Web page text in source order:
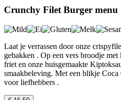
Crunchy Filet Burger menu
Laat je verrassen door onze
gebakken . Op een vers broodje
friet en onze huisgemaakte
smaakbeleving. Met een blikje
voor liefhebbers .